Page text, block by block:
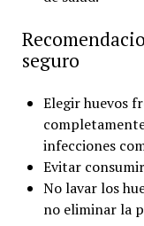
seguro
Elegir huevos
infecciones
Evitar
No lavar los
no eliminar la